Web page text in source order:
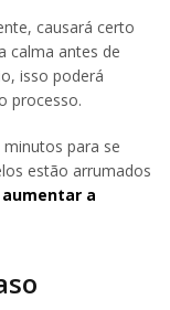
causará certo
calma antes de
isso poderá
processo.
para se
estão arrumados
aumentar a